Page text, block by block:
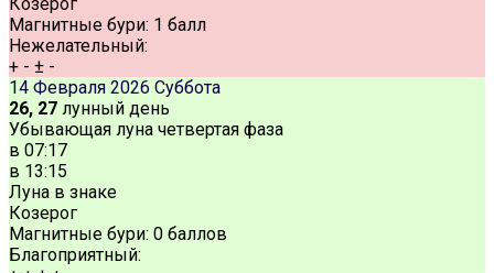
Магнитные бури: 1 балл
Нежелательный:
+ - ± -
14 Февраля 2026 Суббота
26, 27 лунный день
Убывающая луна четвертая фаза
в 07:17
в 13:15
Луна в знаке
Козерог
Магнитные бури: 0 баллов
Благоприятный: